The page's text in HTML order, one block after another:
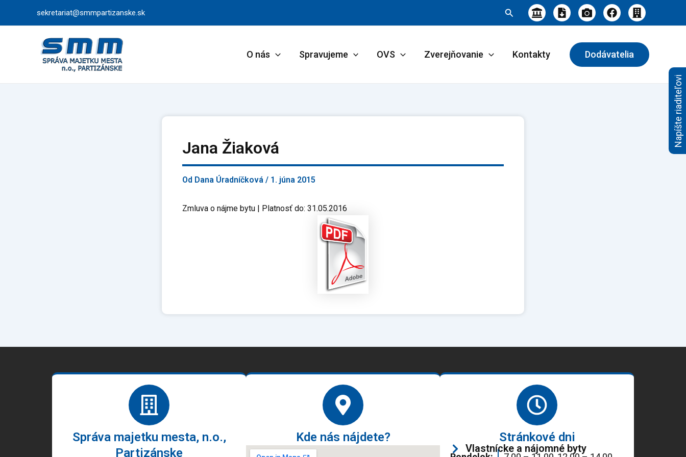
sekretariat@smmpartizanske.sk Hľadať
O nás Spravujeme OVS Zverejňovanie Kontakty Dodávatelia
Jana Žiaková
Od Dana Úradníčková / 1. júna 2015
Zmluva o nájme bytu | Platnosť do: 31.05.2016
Správa majetku mesta, n.o.,
Partizánske
Kde nás nájdete? Stránkové dni
Vlastnícke a nájomné byty
Napíšte riaditeľovi